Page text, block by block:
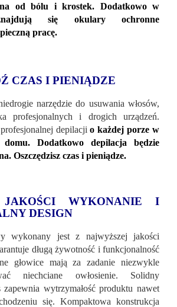
od bólu i krostek. Dodatkowo w
się okulary ochronne
pracę.
CZAS I PIENIĄDZE
narzędzie do usuwania włosów,
profesjonalnych i drogich urządzeń.
depilacjio każdej porze w
domu. Dodatkowo depilacja będzie
Oszczędzisz czas i pieniądze.
JAKOŚCI WYKONANIE I
DESIGN
wykonany jest z najwyższej jakości
długą żywotność i funkcjonalność
głowice mają za zadanie niezwykle
niechciane owłosienie. Solidny
wytrzymałość produktu nawet
się. Kompaktowa konstrukcja